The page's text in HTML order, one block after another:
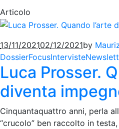
Articolo
13/11/202102/12/2021by
DossierFocusInterviste
Luca Prosser.
diventa
Cinquantaquattro anni, perla
“crucolo” ben raccolto in